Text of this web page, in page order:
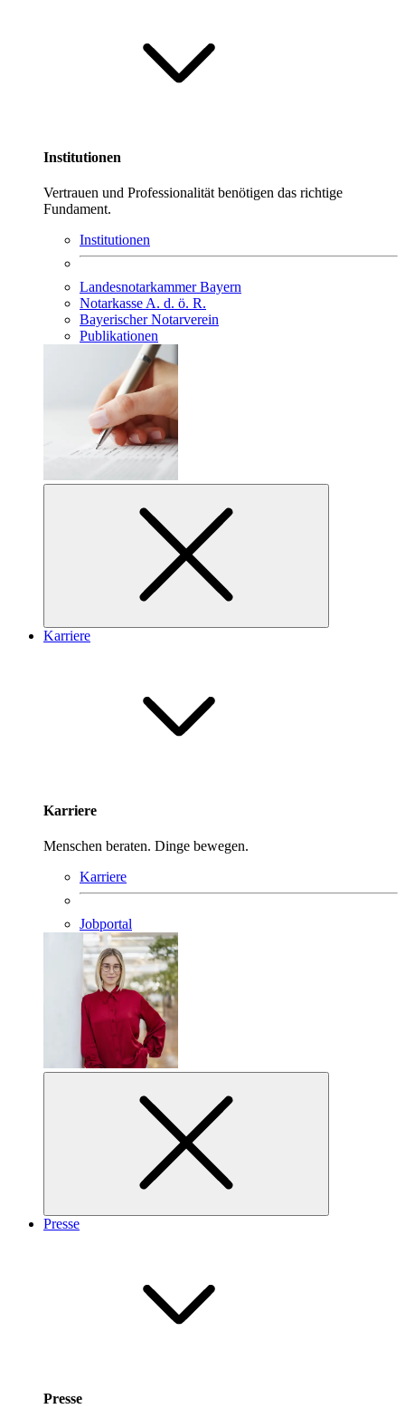
Institutionen
Vertrauen und Professionalität benötigen das richtige
Fundament.
Institutionen
Landesnotarkammer Bayern
Notarkasse A. d. ö. R.
Bayerischer Notarverein
Publikationen
Karriere
Karriere
Menschen beraten. Dinge bewegen.
Karriere
Jobportal
Presse
Presse